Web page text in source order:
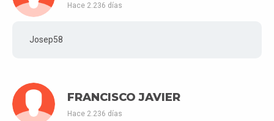
Hace 2.236 días
Josep58
FRANCISCO JAVIER
Hace 2.236 días